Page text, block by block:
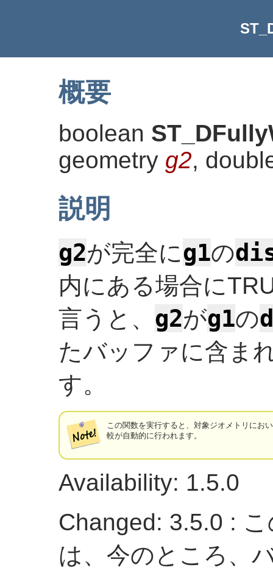
概要
boolean
geometry g2,
説明
g2が完全にg1の
内にある場合に
言うと、 g2がg1の
たバッファに含ま
す。
この関数を実行すると、対象ジオメトリにお
較が自動的に行われます。
Availability: 1.5.0
Changed: 3.5.0 :
は、今のところ、